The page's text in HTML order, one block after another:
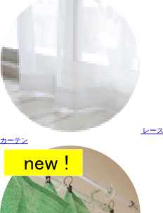
レース
カーテン